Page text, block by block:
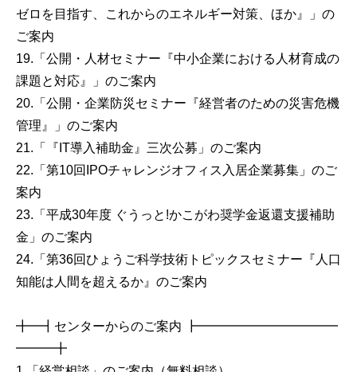
ゼロを目指す、これからのエネルギー対策、ほか』」の
ご案内
19.「公開・人材セミナー『中小企業における人材育成の
課題と対応』」のご案内
20.「公開・企業防災セミナー『経営者のための災害危機
管理』」のご案内
21.「『IT導入補助金』三次公募」のご案内
22.「第10回IPOチャレンジオフィス入居企業募集」のご
案内
23.「平成30年度 ぐうっと!かこがわ奨学金返還支援補助
金」のご案内
24.「第36回ひょうご科学技術トピックスセミナー『人口
知能は人間を超えるか』のご案内
╋━┫センターからのご案内 ┣━━━━━━━━━━━
━━━╋